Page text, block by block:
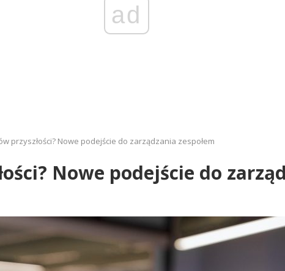
ad
przyszłości? Nowe podejście do zarządzania zespołem
Nowe podejście do